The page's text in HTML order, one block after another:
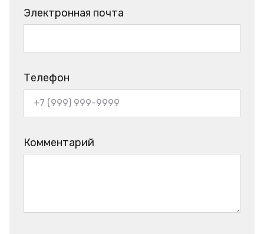
Электронная почта
Телефон
Комментарий